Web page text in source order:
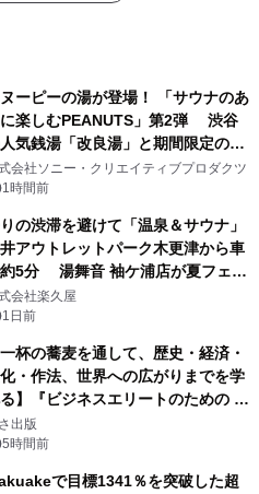
ーピーの湯が登場！ 「サウナのあ
に楽しむPEANUTS」第2弾 渋谷
気銭湯「改良湯」と期間限定のコ
レーション サウナイキタイコラ
ッズも発売決定！
会社ソニー・クリエイティブプロダクツ
1時間前
の渋滞を避けて「温泉＆サウナ」
アウトレットパーク木更津から車
5分 湯舞音 袖ケ浦店が夏フェア
ューを提供
会社楽久屋
1日前
一杯の蕎麦を通して、歴史・経済・
・作法、世界への広がりまでを学
】『ビジネスエリートのための 教
しての蕎麦』2026年8月25日
）発売
出版
5時間前
で目標1341％を突破した超